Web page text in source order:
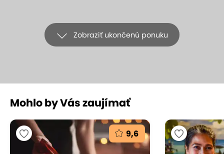
Zobraziť ukončenú ponuku
+9
Odborné zdravotné masáže
od rehabilitačnej masérky – Masáže
Hulmanová
Mohlo by Vás zaujímať
9,6